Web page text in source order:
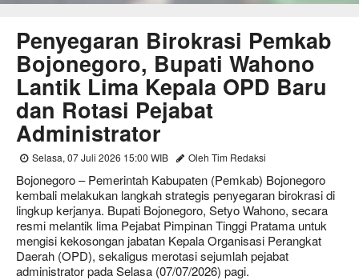
Penyegaran Birokrasi Pemkab
Bojonegoro, Bupati Wahono
Lantik Lima Kepala OPD Baru
dan Rotasi Pejabat
Administrator
Selasa, 07 Juli 2026 15:00 WIB Oleh Tim Redaksi
Bojonegoro – Pemerintah Kabupaten (Pemkab) Bojonegoro
kembali melakukan langkah strategis penyegaran birokrasi di
lingkup kerjanya. Bupati Bojonegoro, Setyo Wahono, secara
resmi melantik lima Pejabat Pimpinan Tinggi Pratama untuk
mengisi kekosongan jabatan Kepala Organisasi Perangkat
Daerah (OPD), sekaligus merotasi sejumlah pejabat
administrator pada Selasa (07/07/2026) pagi.